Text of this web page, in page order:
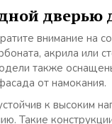
дверью
внимание на
акрила или
также
от намокания.
к высоким
Такие